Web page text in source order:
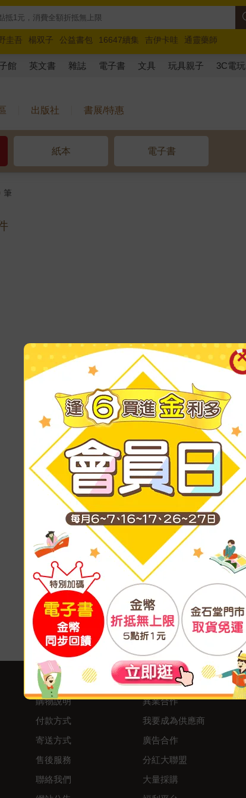
圭吾 楊双子 公益書包 16647續集 吉伊卡哇
通靈藥師
路邊攤新作 馬斯克 玩具總動員5 超慢跑
館 英文書 雜誌 電子書 文具 玩具親子 3C電玩
出版社 書展/特惠
紙本 電子書
筆
客服中心
購物說明
付款方式
寄送方式
售後服務
聯絡我們
合作與服務
異業合作
我要成為供應商
廣告合作
分紅大聯盟
大量採購